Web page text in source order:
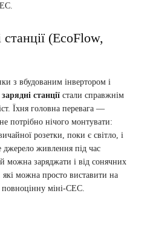
(EcoFlow,
з вбудованим інвертором і
станції стали справжнім
Їхня головна перевага —
потрібно нічого монтувати:
розетки, поки є світло, і
джерело живлення під час
можна заряджати і від сонячних
можна просто виставити на
міні-СЕС.